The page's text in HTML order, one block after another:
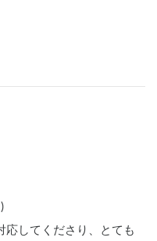
応してくださり、とても